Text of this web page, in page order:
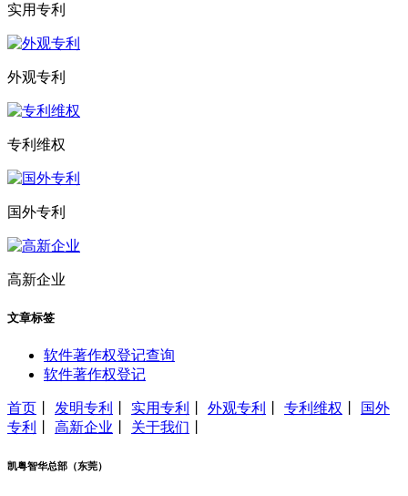
实用专利
外观专利
专利维权
国外专利
高新企业
文章标签
软件著作权登记查询
软件著作权登记
首页 发明专利 实用专利 外观专利 专利维权
国外
专利
高新企业 关于我们
凯粤智华总部（东莞）